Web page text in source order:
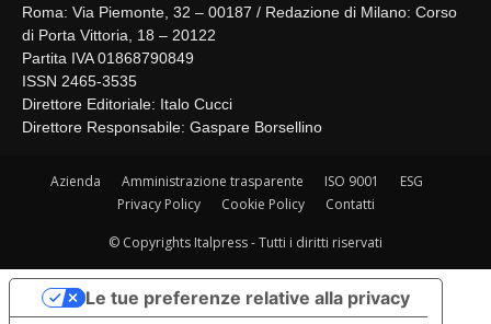
Roma: Via Piemonte, 32 – 00187 / Redazione di Milano: Corso
di Porta Vittoria, 18 – 20122
Partita IVA 01868790849
ISSN 2465-3535
Direttore Editoriale: Italo Cucci
Direttore Responsabile: Gaspare Borsellino
Azienda Amministrazione trasparente ISO 9001
ESG
Privacy Policy
Cookie Policy Contatti
© Copyrights Italpress - Tutti i diritti riservati
Le tue preferenze relative alla privacy